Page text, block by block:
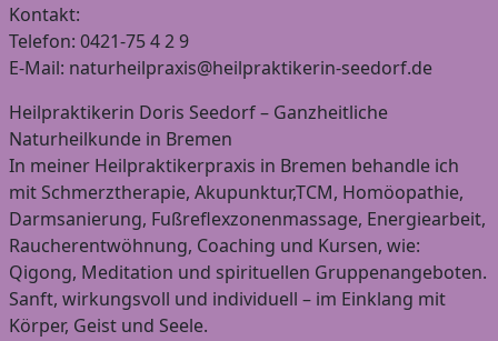
Kontakt:
Telefon: 0421-75 4 2 9
E-Mail: naturheilpraxis@heilpraktikerin-seedorf.de
Heilpraktikerin Doris Seedorf – Ganzheitliche
Naturheilkunde in Bremen
In meiner Heilpraktikerpraxis in Bremen behandle ich
mit Schmerztherapie, Akupunktur,TCM, Homöopathie,
Darmsanierung, Fußreflexzonenmassage, Energiearbeit,
Raucherentwöhnung, Coaching und Kursen, wie:
Qigong, Meditation und spirituellen Gruppenangeboten.
Sanft, wirkungsvoll und individuell – im Einklang mit
Körper, Geist und Seele.